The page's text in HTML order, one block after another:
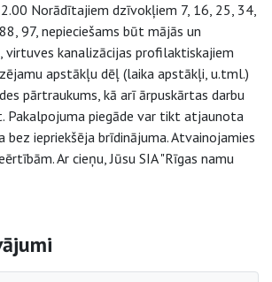
Norādītajiem dzīvokļiem 7, 16, 25, 34,
97, nepieciešams būt mājās un
virtuves kanalizācijas profilaktiskajiem
apstākļu dēļ (laika apstākļi, u.tml.)
pārtraukums, kā arī ārpuskārtas darbu
Pakalpojuma piegāde var tikt atjaunota
bez iepriekšēja brīdinājuma. Atvainojamies
Ar cieņu, Jūsu SIA "Rīgas namu